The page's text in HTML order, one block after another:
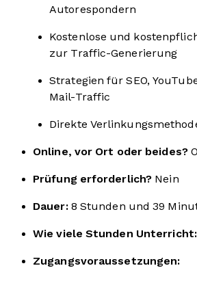
Autorespondern
Kostenlose und
zur Traffic-Generierung
Strategien für SEO,
Mail-Traffic
Direkte
Online, vor Ort oder beides?
Prüfung erforderlich? Nein
Dauer:8 Stunden und 39
Wie viele Stunden Unterricht:
Zugangsvoraussetzungen: